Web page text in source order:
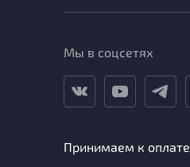
Мы в соцсетях
Принимаем к оплате